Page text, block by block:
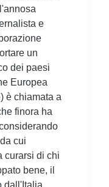
e
un
dei paesi
Europea
è chiamata a
finora ha
cui
curarsi di chi
bene, il
dall'Italia